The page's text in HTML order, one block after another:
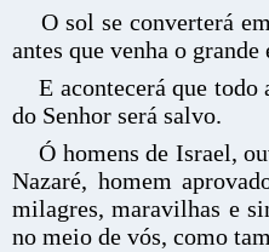
O sol se converterá
antes que venha o
E acontecerá que todo
do Senhor será salvo.
Ó homens de Israel,
Nazaré, homem
milagres, maravilhas e
no meio de vós, como